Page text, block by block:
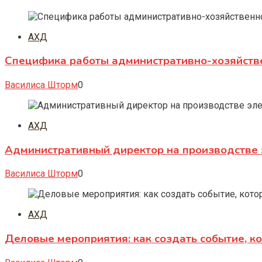
АХД
Специфика работы административно-
Василиса Шторм0
АХД
Административный директор на производстве
Василиса Шторм0
АХД
Деловые мероприятия: как создать событие,